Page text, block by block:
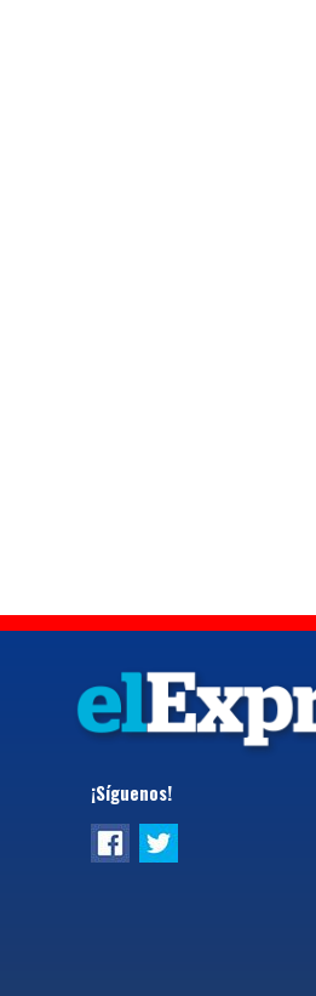
¡Síguenos!